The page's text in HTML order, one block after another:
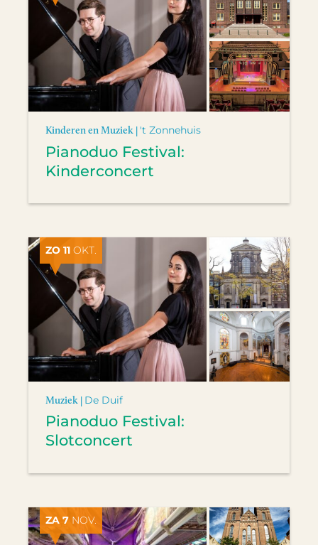
Kinderen en Muziek | 't Zonnehuis
Pianoduo Festival:
Kinderconcert
ZO 11 OKT.
Muziek | De Duif
Pianoduo Festival:
Slotconcert
ZA 7 NOV.